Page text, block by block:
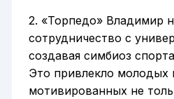
2. «Торпедо» Владимир
сотрудничество с
создавая симбиоз
Это привлекло молодых
мотивированных не